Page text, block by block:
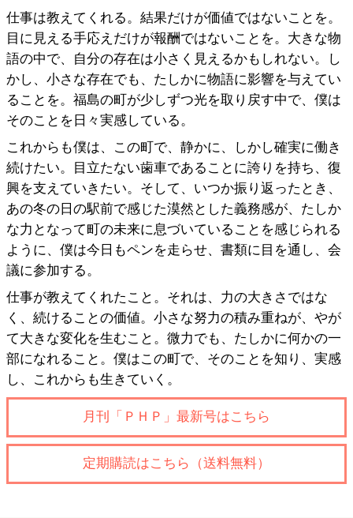
仕事は教えてくれる。結果だけが価値ではないことを。
目に見える手応えだけが報酬ではないことを。大きな物
語の中で、自分の存在は小さく見えるかもしれない。し
かし、小さな存在でも、たしかに物語に影響を与えてい
ることを。福島の町が少しずつ光を取り戻す中で、僕は
そのことを日々実感している。
これからも僕は、この町で、静かに、しかし確実に働き
続けたい。目立たない歯車であることに誇りを持ち、復
興を支えていきたい。そして、いつか振り返ったとき、
あの冬の日の駅前で感じた漠然とした義務感が、たしか
な力となって町の未来に息づいていることを感じられる
ように、僕は今日もペンを走らせ、書類に目を通し、会
議に参加する。
仕事が教えてくれたこと。それは、力の大きさではな
く、続けることの価値。小さな努力の積み重ねが、やが
て大きな変化を生むこと。微力でも、たしかに何かの一
部になれること。僕はこの町で、そのことを知り、実感
し、これからも生きていく。
月刊「ＰＨＰ」最新号はこちら
定期購読はこちら（送料無料）